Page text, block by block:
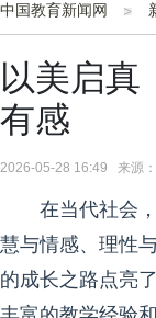
中国教育新闻网
以美启
有感
2026-05-28 16:49 来源：
在当代社会
慧与情感、理性
的成长之路点亮